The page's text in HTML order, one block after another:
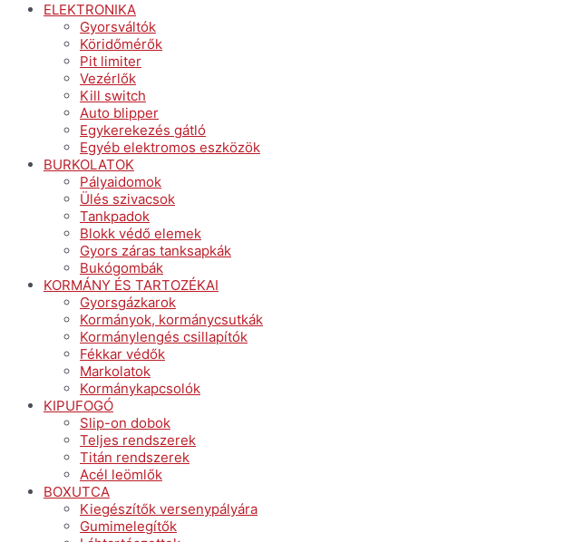
ELEKTRONIKA
Gyorsváltók
Köridőmérők
Pit limiter
Vezérlők
Kill switch
Auto blipper
Egykerekezés gátló
Egyéb elektromos eszközök
BURKOLATOK
Pályaidomok
Ülés szivacsok
Tankpadok
Blokk védő elemek
Gyors záras tanksapkák
Bukógombák
KORMÁNY ÉS TARTOZÉKAI
Gyorsgázkarok
Kormányok, kormánycsutkák
Kormánylengés csillapítók
Fékkar védők
Markolatok
Kormánykapcsolók
KIPUFOGÓ
Slip-on dobok
Teljes rendszerek
Titán rendszerek
Acél leömlők
BOXUTCA
Kiegészítők versenypályára
Gumimelegítők